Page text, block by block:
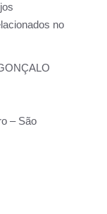
no
– São